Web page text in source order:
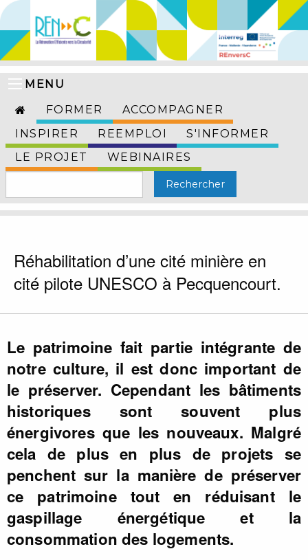
MENU
FORMER
ACCOMPAGNER
INSPIRER
REEMPLOI
S'INFORMER
LE PROJET
WEBINAIRES
Réhabilitation d’une cité minière en
cité pilote UNESCO à Pecquencourt.
Le patrimoine fait partie intégrante de
notre culture, il est donc important de
le préserver. Cependant les bâtiments
historiques sont souvent plus
énergivores que les nouveaux. Malgré
cela de plus en plus de projets se
penchent sur la manière de préserver
ce patrimoine tout en réduisant le
gaspillage énergétique et la
consommation des logements.